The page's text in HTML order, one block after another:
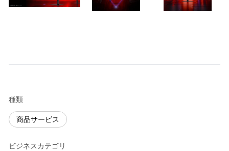
種類
商品サービス
ビジネスカテゴリ